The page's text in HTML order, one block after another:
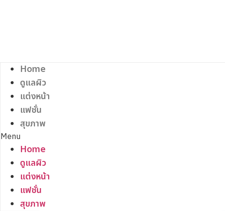
Home
ดูแลผิว
แต่งหน้า
แฟชั่น
สุขภาพ
Menu
Home
ดูแลผิว
แต่งหน้า
แฟชั่น
สุขภาพ